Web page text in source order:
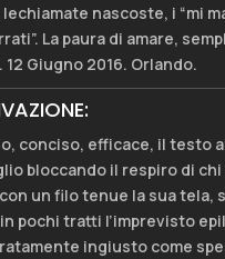
lechiamate nascoste, i “mi
La paura di amare,
12 Giugno 2016. Orlando.
conciso, efficace, il testo
bloccando il respiro di chi
un filo tenue la sua tela,
pochi tratti l’imprevisto
ingiusto come